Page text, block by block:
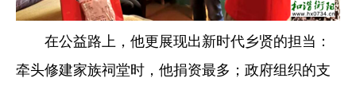
在公益路上，他更展现出新时代乡贤的担当：
牵头修建家族祠堂时，他捐资最多；政府组织的支